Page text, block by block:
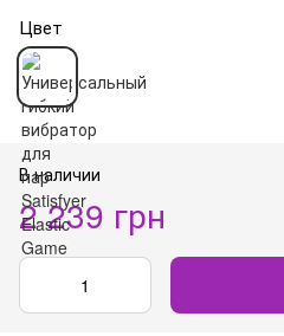
Цвет
В наличии
2 239 грн